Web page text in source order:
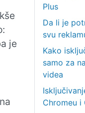
Plus
Da li je
svu
Kako
samo za
videa
Chromeu i
je